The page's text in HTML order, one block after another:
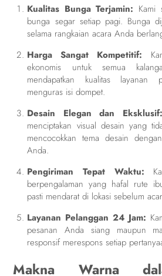
Kualitas Bunga Terjamin: Kami
bunga segar setiap pagi. Bunga
selama rangkaian acara Anda
Harga Sangat Kompetitif:
ekonomis untuk semua
mendapatkan kualitas layanan
menguras isi dompet.
Desain Elegan dan Eksklusif:
menciptakan visual desain yang
mencocokkan tema desain
Anda.
Pengiriman Tepat Waktu:
berpengalaman yang hafal rute
pasti mendarat di lokasi sebelum
Layanan Pelanggan 24 Jam:
pesanan Anda siang maupun
responsif merespons setiap
Makna Warna